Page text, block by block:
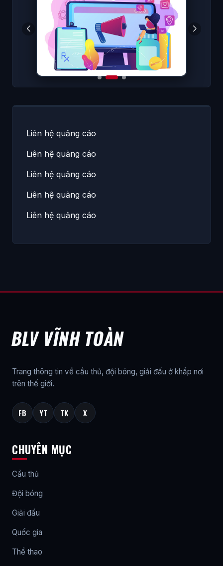
Liên hệ quảng cáo
Liên hệ quảng cáo
Liên hệ quảng cáo
Liên hệ quảng cáo
Liên hệ quảng cáo
BLV VĨNH TOÀN
Trang thông tin về cầu thủ, đội bóng, giải đấu ở khắp nơi
trên thế giới.
FB YT TK X
CHUYÊN MỤC
Cầu thủ
Đội bóng
Giải đấu
Quốc gia
Thể thao